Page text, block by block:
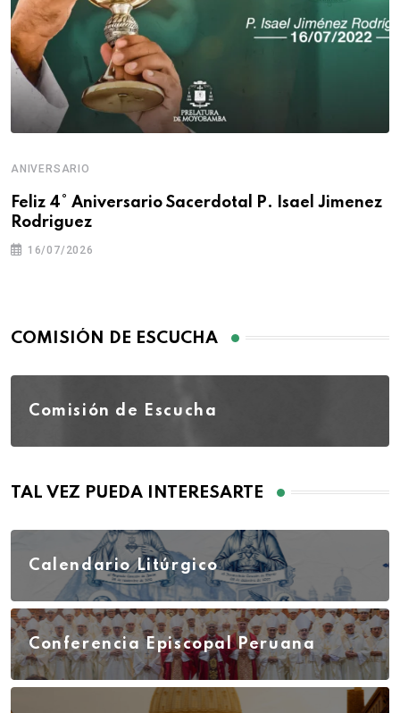
ANIVERSARIO
Feliz 4° Aniversario Sacerdotal P. Isael Jimenez
Rodriguez
16/07/2026
COMISIÓN DE ESCUCHA
Comisión de Escucha
TAL VEZ PUEDA INTERESARTE
Calendario Litúrgico
Conferencia Episcopal Peruana